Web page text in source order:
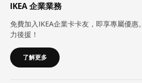
IKEA 企業業務
免費加入IKEA企業卡卡友，即享專屬優惠
力後援！
了解更多